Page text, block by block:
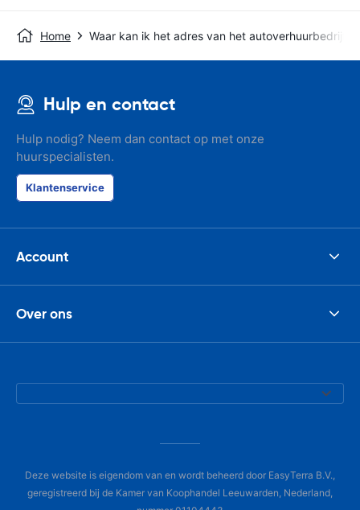
Home Waar kan ik het adres van het autoverhuurbedrijf
Hulp en contact
Hulp nodig? Neem dan contact op met onze
huurspecialisten.
Klantenservice
Account
Over ons
Deze website is eigendom van en wordt beheerd door EasyTerra B.V.,
geregistreerd bij de Kamer van Koophandel Leeuwarden, Nederland,